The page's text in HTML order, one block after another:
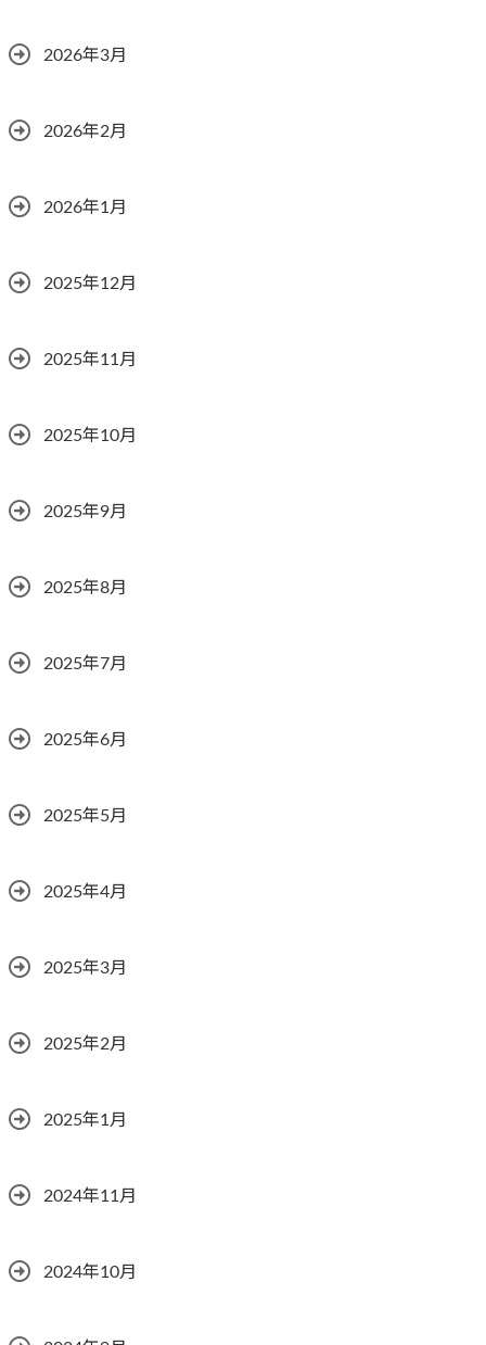
2026年3月
2026年2月
2026年1月
2025年12月
2025年11月
2025年10月
2025年9月
2025年8月
2025年7月
2025年6月
2025年5月
2025年4月
2025年3月
2025年2月
2025年1月
2024年11月
2024年10月